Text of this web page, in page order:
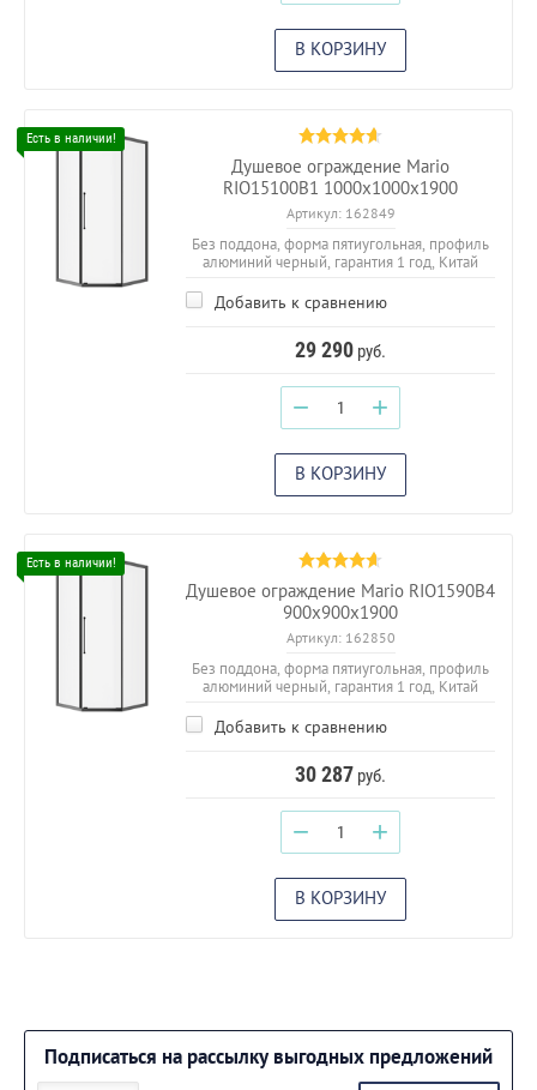
В КОРЗИНУ
Душевое ограждение Mario
RIO15100B1 1000х1000х1900
Артикул:162849
Без поддона, форма пятиугольная, профиль
алюминий черный, гарантия 1 год, Китай
Добавить к сравнению
29 290 руб.
− +
В КОРЗИНУ
Душевое ограждение Mario RIO1590B4
900х900х1900
Артикул:162850
Без поддона, форма пятиугольная, профиль
алюминий черный, гарантия 1 год, Китай
Добавить к сравнению
30 287 руб.
− +
В КОРЗИНУ
Подписаться на рассылку выгодных предложений